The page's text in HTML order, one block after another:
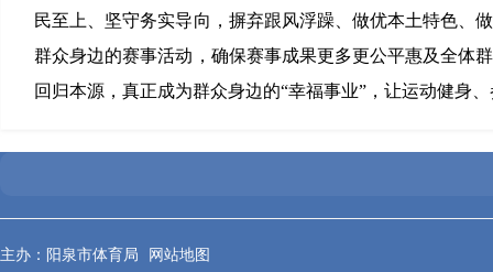
民至上、坚守务实导向，摒弃跟风浮躁、做优本土特色、
群众身边的赛事活动，确保赛事成果更多更公平惠及全体
回归本源，真正成为群众身边的“幸福事业”，让运动健身
主办：阳泉市体育局 网站地图